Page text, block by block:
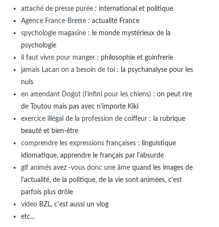
attaché de presse purée: international et politique
Agence France-Brette: actualité France
spychologie magasine: le monde mystérieux de la
psychologie
il faut vivre pour manger: philosophie et goinfrerie
jamais Lacan on a besoin de toi: la psychanalyse pour les
nuls
en attendant Dogot (l'infini pour les chiens): on peut rire
de Toutou mais pas avec n'importe Kiki
exercice illégal de la profession de coiffeur: la rubrique
beauté et bien-être
comprendre les expressions françaises: linguistique
idiomatique, apprendre le français par l'absurde
gif animés avez -vous donc une âmequand les images de
l'actualité, de la politique, de la vie sont animées, c'est
parfois plus drôle
videoBZL, c'est aussi un vlog
etc...